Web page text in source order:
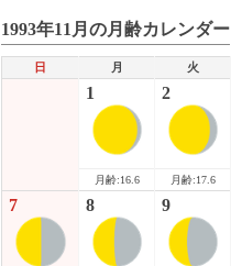
1993年11月の月齢カレンダー
日 月 火
1
月齢:16.6
2
月齢:17.6
7 8 9